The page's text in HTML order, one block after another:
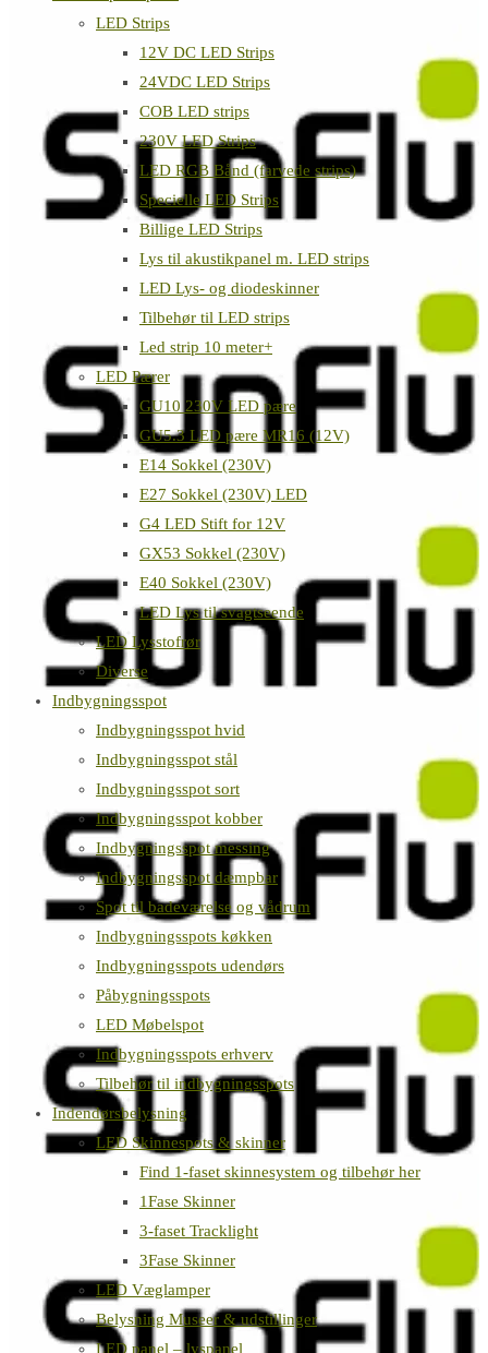
LED Strips
12V DC LED Strips
24VDC LED Strips
COB LED strips
230V LED Strips
LED RGB Bånd (farvede strips)
Specielle LED Strips
Billige LED Strips
Lys til akustikpanel m. LED strips
LED Lys- og diodeskinner
Tilbehør til LED strips
Led strip 10 meter+
LED Pærer
GU10 230V LED pære
GU5.3 LED pære MR16 (12V)
E14 Sokkel (230V)
E27 Sokkel (230V) LED
G4 LED Stift for 12V
GX53 Sokkel (230V)
E40 Sokkel (230V)
LED Lys til svagtseende
LED Lysstofrør
Diverse
Indbygningsspot
Indbygningsspot hvid
Indbygningsspot stål
Indbygningsspot sort
Indbygningsspot kobber
Indbygningsspot messing
Indbygningsspot dæmpbar
Spot til badeværelse og vådrum
Indbygningsspots køkken
Indbygningsspots udendørs
Påbygningsspots
LED Møbelspot
Indbygningsspots erhverv
Tilbehør til indbygningsspots
Indendørsbelysning
LED Skinnespots & skinner
Find 1-faset skinnesystem og tilbehør her
1Fase Skinner
3-faset Tracklight
3Fase Skinner
LED Væglamper
Belysning Museer & udstillinger
LED panel – lyspanel